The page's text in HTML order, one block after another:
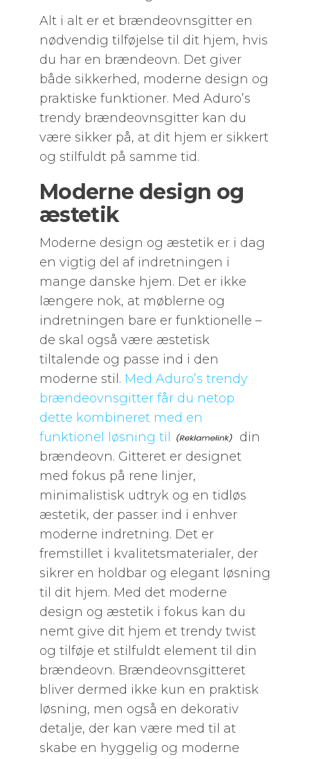
Alt i alt er et brændeovnsgitter en
nødvendig tilføjelse til dit hjem, hvis
du har en brændeovn. Det giver
både sikkerhed, moderne design og
praktiske funktioner. Med Aduro’s
trendy brændeovnsgitter kan du
være sikker på, at dit hjem er sikkert
og stilfuldt på samme tid.
Moderne design og
æstetik
Moderne design og æstetik er i dag
en vigtig del af indretningen i
mange danske hjem. Det er ikke
længere nok, at møblerne og
indretningen bare er funktionelle –
de skal også være æstetisk
tiltalende og passe ind i den
moderne stil. Med Aduro’s trendy
brændeovnsgitter får du netop
dette kombineret med en
funktionel løsning til
din
brændeovn. Gitteret er designet
med fokus på rene linjer,
minimalistisk udtryk og en tidløs
æstetik, der passer ind i enhver
moderne indretning. Det er
fremstillet i kvalitetsmaterialer, der
sikrer en holdbar og elegant løsning
til dit hjem. Med det moderne
design og æstetik i fokus kan du
nemt give dit hjem et trendy twist
og tilføje et stilfuldt element til din
brændeovn. Brændeovnsgitteret
bliver dermed ikke kun en praktisk
løsning, men også en dekorativ
detalje, der kan være med til at
skabe en hyggelig og moderne